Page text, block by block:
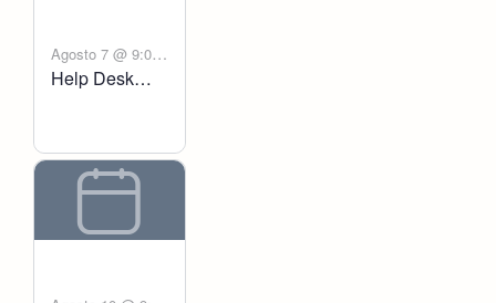
Agosto 7 @ 9:00
am - 6:00 pm
Help Desk